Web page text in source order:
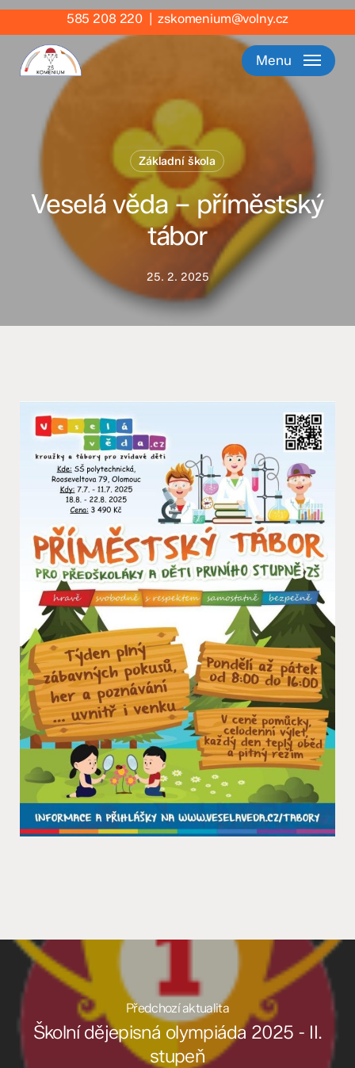
Skip
content
585 208 220 |zskomenium@volny.cz
Menu
Základní škola
Veselá věda – příměstský
tábor
25. 2. 2025
Předchozí aktualita
Školní dějepisná olympiáda 2025 - II.
stupeň